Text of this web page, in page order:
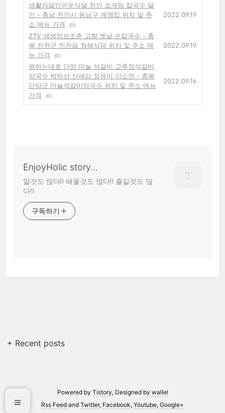
생활의달인은둔식달 천안 조개탕 칼국수 달
인 - 충남 천안시 동남구 계명집 위치 및 주
소 메뉴 가격
(0)
2022.09.19
2TV 생생정보조춘 고향 옛날 손칼국수 - 충
북 진천군 진천읍 청해식당 위치 및 주소 메
뉴 가격
(0)
2022.09.19
원하는대로 단양 마늘 석갈비 고추장석갈비
막국수 박하선 신애라 정유미 이소연 - 충북
단양군 마늘석갈비막국수 위치 및 주소 메뉴
가격
(0)
2022.09.16
EnjoyHolic story...
알것도 많다!! 배울것도 많다!! 즐길것도 많
다!!
구독하기
+ Recent posts
Powered by Tistory, Designed by wallel
Rss Feed and Twitter, Facebook, Youtube, Google+